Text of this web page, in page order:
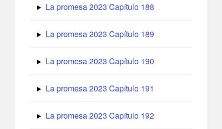
La promesa 2023 Capítulo 188
La promesa 2023 Capítulo 189
La promesa 2023 Capítulo 190
La promesa 2023 Capítulo 191
La promesa 2023 Capítulo 192